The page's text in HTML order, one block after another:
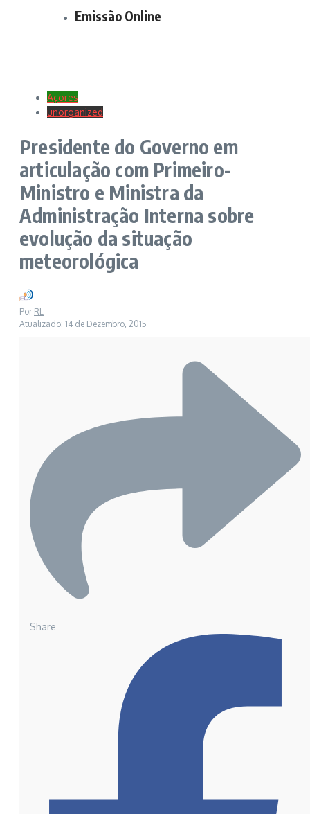
Emissão Online
Açores
unorganized
Presidente do Governo em
articulação com Primeiro-
Ministro e Ministra da
Administração Interna sobre
evolução da situação
meteorológica
Por RL
Atualizado: 14 de Dezembro, 2015
Share